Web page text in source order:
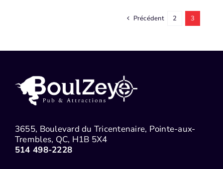
Précédent 2 3
3655, Boulevard du Tricentenaire, Pointe-aux-
Trembles, QC, H1B 5X4
514 498-2228